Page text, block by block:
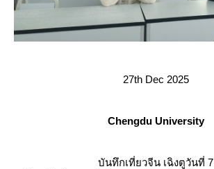
27th Dec 2025
Chengdu University
บันทึกเที่ยวจีน เฉิงตูวันที่ 7